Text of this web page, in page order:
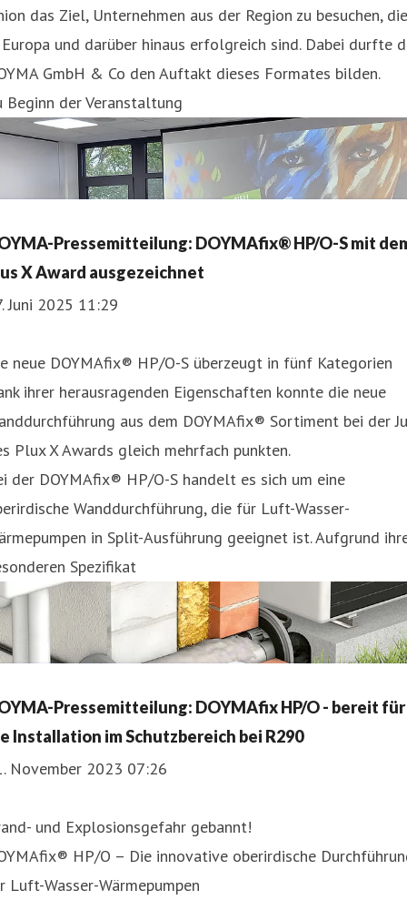
das Ziel, Unternehmen aus der Region zu besuchen, die
und darüber hinaus erfolgreich sind. Dabei durfte
GmbH & Co den Auftakt dieses Formates bilden.
Beginn der Veranstaltung
Pressemitteilung: DOYMAfix® HP/O-S mit
X Award ausgezeichnet
Juni 2025 11:29
neue DOYMAfix® HP/O-S überzeugt in fünf Kategorien
ihrer herausragenden Eigenschaften konnte die neue
aus dem DOYMAfix® Sortiment bei der
Plux X Awards gleich mehrfach punkten.
der DOYMAfix® HP/O-S handelt es sich um eine
Wanddurchführung, die für Luft-Wasser-
in Split-Ausführung geeignet ist. Aufgrund
Spezifikat
Pressemitteilung: DOYMAfix HP/O - bereit für
Installation im Schutzbereich bei R290
November 2023 07:26
und Explosionsgefahr gebannt!
HP/O – Die innovative oberirdische
Luft-Wasser-Wärmepumpen